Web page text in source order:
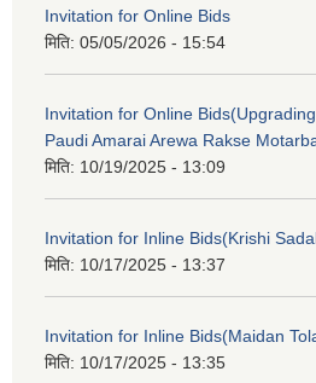
Invitation for Online Bids
मिति: 05/05/2026 - 15:54
Invitation for Online
Paudi Amarai Arewa Rakse
मिति: 10/19/2025 - 13:09
Invitation for Inline Bids(Krishi
मिति: 10/17/2025 - 13:37
Invitation for Inline Bids(Maidan
मिति: 10/17/2025 - 13:35